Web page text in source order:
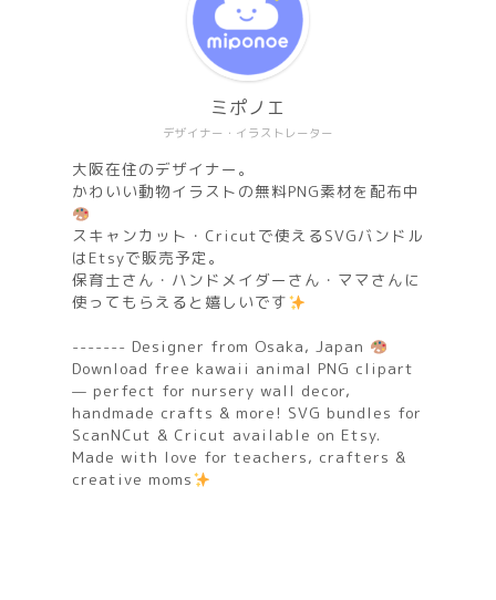
デザイナー・イラストレーター
ミポノエ
大阪在住のデザイナー。
かわいい動物イラストの無料PNG素材を配布中
スキャンカット・Cricutで使えるSVGバンドル
はEtsyで販売予定。
保育士さん・ハンドメイダーさん・ママさんに
使ってもらえると嬉しいです
------- Designer from Osaka, Japan
Download free kawaii animal PNG clipart
— perfect for nursery wall decor,
handmade crafts & more! SVG bundles for
ScanNCut & Cricut available on Etsy.
Made with love for teachers, crafters &
creative moms